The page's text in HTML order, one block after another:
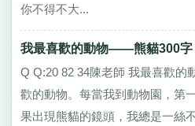
你不得不大...
我最喜歡的動物——熊貓300字
Q Q:20 82 34陳老師 我最喜歡
歡的動物。每當我到動物園，第
果出現熊貓的鏡頭，我總是一絲